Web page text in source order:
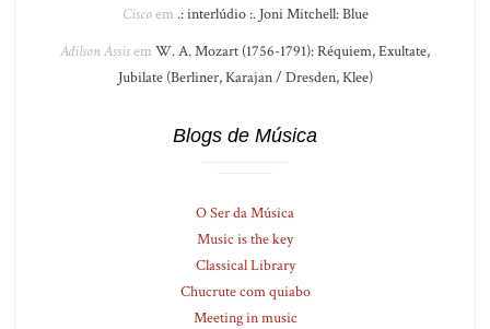
Ciscoem .: interlúdio :. Joni Mitchell: Blue
Adilson Assisem W. A. Mozart (1756-1791): Réquiem, Exultate,
Jubilate (Berliner, Karajan / Dresden, Klee)
Blogs de Música
O Ser da Música
Music is the key
Classical Library
Chucrute com quiabo
Meeting in music